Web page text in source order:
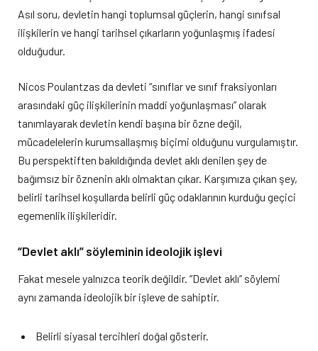
Asıl soru, devletin hangi toplumsal güçlerin, hangi sınıfsal
ilişkilerin ve hangi tarihsel çıkarların yoğunlaşmış ifadesi
olduğudur.
Nicos Poulantzas da devleti “sınıflar ve sınıf fraksiyonları
arasındaki güç ilişkilerinin maddi yoğunlaşması” olarak
tanımlayarak devletin kendi başına bir özne değil,
mücadelelerin kurumsallaşmış biçimi olduğunu vurgulamıştır.
Bu perspektiften bakıldığında devlet aklı denilen şey de
bağımsız bir öznenin aklı olmaktan çıkar. Karşımıza çıkan şey,
belirli tarihsel koşullarda belirli güç odaklarının kurduğu geçici
egemenlik ilişkileridir.
“Devlet aklı” söyleminin ideolojik işlevi
Fakat mesele yalnızca teorik değildir. “Devlet aklı” söylemi
aynı zamanda ideolojik bir işleve de sahiptir.
Belirli siyasal tercihleri doğal gösterir.